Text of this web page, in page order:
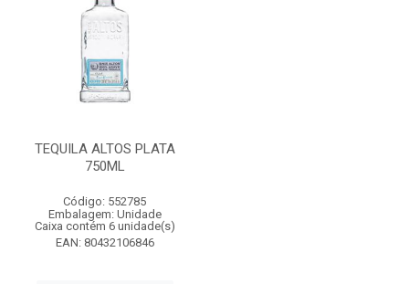
TEQUILA ALTOS PLATA
750ML
Código: 552785
Embalagem: Unidade
Caixa contém 6 unidade(s)
EAN: 80432106846